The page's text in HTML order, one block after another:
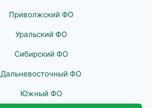
Приволжский ФО
Уральский ФО
Сибирский ФО
Дальневосточный ФО
Южный ФО